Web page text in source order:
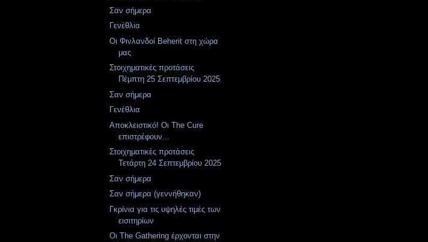
Σαν σήμερα
Γενέθλια
Οι Φινλανδοί Beherit στη χώρα
μας
Στοιχηματικές προτάσεις
Πέμπτη 25 Σεπτεμβρίου 2025
Σαν σήμερα
Γενέθλια
Αποκλειστικό! Οι The Cure
επιστρέφουν...
Στοιχηματικές προτάσεις
Τετάρτη 24 Σεπτεμβρίου 2025
Σαν σήμερα
Σαν σήμερα (γεννήθηκαν)
Γκρίνια για τις υψηλές τιμές των
εισιτηρίων
Οι The Gathering έρχονται στην